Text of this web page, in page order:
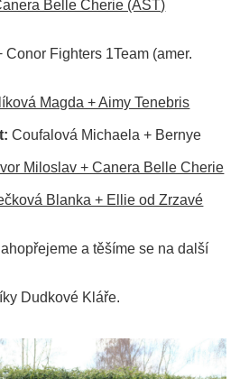
Belle Cherie (AST)
Conor Fighters 1Team (amer.
Magda + Aimy Tenebris
Coufalová Michaela + Bernye
Miloslav + Canera Belle Cherie
Blanka + Ellie od Zrzavé
a těšíme se na další
Dudkové Kláře.